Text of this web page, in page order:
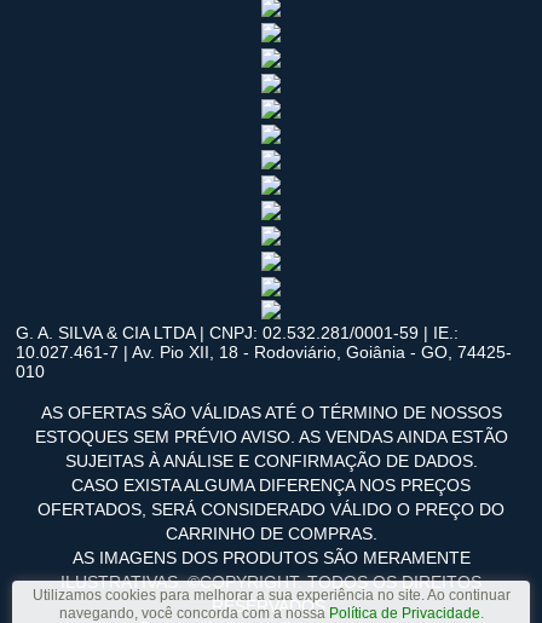
Utilizamos cookies para melhorar a sua experiência no site. Ao continuar
navegando, você concorda com a nossa Política de Privacidade.
G. A. SILVA & CIA LTDA | CNPJ: 02.532.281/0001-59 | IE.:
10.027.461-7 | Av. Pio XII, 18 - Rodoviário, Goiânia - GO, 74425-
010
AS OFERTAS SÃO VÁLIDAS ATÉ O TÉRMINO DE NOSSOS
ESTOQUES SEM PRÉVIO AVISO. AS VENDAS AINDA ESTÃO
SUJEITAS À ANÁLISE E CONFIRMAÇÃO DE DADOS.
CASO EXISTA ALGUMA DIFERENÇA NOS PREÇOS
OFERTADOS, SERÁ CONSIDERADO VÁLIDO O PREÇO DO
CARRINHO DE COMPRAS.
AS IMAGENS DOS PRODUTOS SÃO MERAMENTE
ILUSTRATIVAS. ©COPYRIGHT. TODOS OS DIREITOS
RESERVADOS.